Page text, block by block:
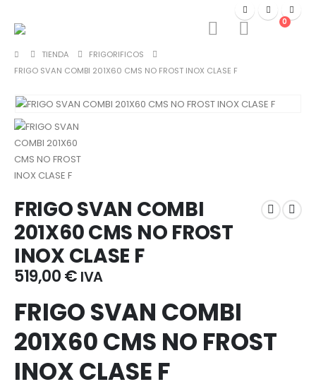
0
TIENDA
FRIGORIFICOS
FRIGO SVAN COMBI 201X60 CMS NO FROST INOX CLASE F
FRIGO SVAN COMBI
201X60 CMS NO FROST
INOX CLASE F
519,00€ IVA
FRIGO SVAN COMBI
201X60 CMS NO FROST
INOX CLASE F